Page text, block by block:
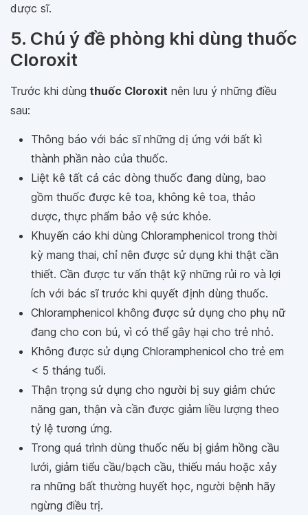
dược sĩ.
5. Chú ý đề phòng khi dùng thuốc
Cloroxit
Trước khi dùng thuốc Cloroxit nên lưu ý những điều
sau:
Thông báo với bác sĩ những dị ứng với bất kì
thành phần nào của thuốc.
Liệt kê tất cả các dòng thuốc đang dùng, bao
gồm thuốc được kê toa, không kê toa, thảo
dược, thực phẩm bảo vệ sức khỏe.
Khuyến cáo khi dùng Chloramphenicol trong thời
kỳ mang thai, chỉ nên được sử dụng khi thật cần
thiết. Cần được tư vấn thật kỹ những rủi ro và lợi
ích với bác sĩ trước khi quyết định dùng thuốc.
Chloramphenicol không được sử dụng cho phụ nữ
đang cho con bú, vì có thể gây hại cho trẻ nhỏ.
Không được sử dụng Chloramphenicol cho trẻ em
< 5 tháng tuổi.
Thận trọng sử dụng cho người bị suy giảm chức
năng gan, thận và cần được giảm liều lượng theo
tỷ lệ tương ứng.
Trong quá trình dùng thuốc nếu bị giảm hồng cầu
lưới, giảm tiểu cầu/bạch cầu, thiếu máu hoặc xảy
ra những bất thường huyết học, người bệnh hãy
ngừng điều trị.